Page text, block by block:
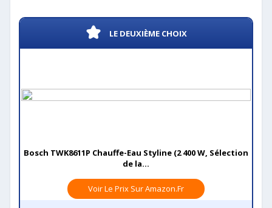
LE DEUXIÈME CHOIX
Bosch TWK8611P Chauffe-Eau Styline (2 400 W, Sélection
de la...
Voir Le Prix Sur Amazon.fr